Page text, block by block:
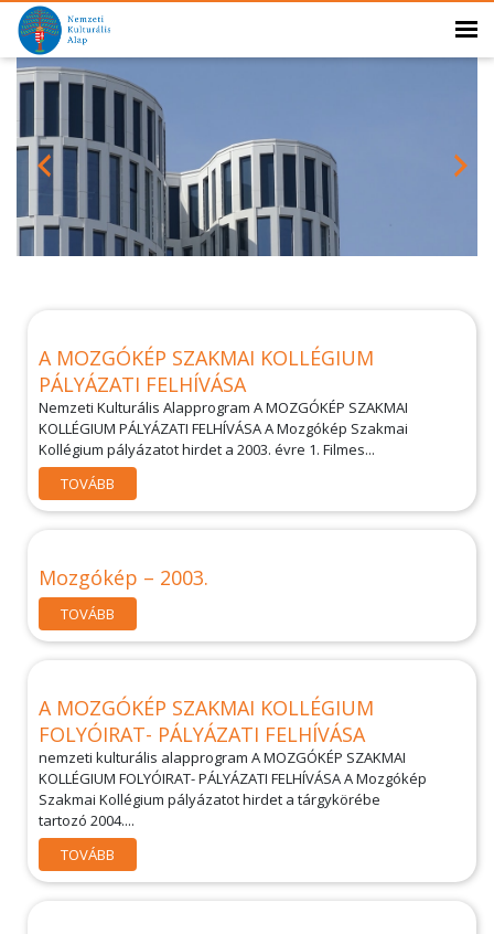
A MOZGÓKÉP SZAKMAI KOLLÉGIUM
PÁLYÁZATI FELHÍVÁSA
Nemzeti Kulturális Alapprogram A MOZGÓKÉP SZAKMAI
KOLLÉGIUM PÁLYÁZATI FELHÍVÁSA A Mozgókép Szakmai
Kollégium pályázatot hirdet a 2003. évre 1. Filmes...
TOVÁBB
Mozgókép – 2003.
TOVÁBB
A MOZGÓKÉP SZAKMAI KOLLÉGIUM
FOLYÓIRAT- PÁLYÁZATI FELHÍVÁSA
nemzeti kulturális alapprogram A MOZGÓKÉP SZAKMAI
KOLLÉGIUM FOLYÓIRAT- PÁLYÁZATI FELHÍVÁSA A Mozgókép
Szakmai Kollégium pályázatot hirdet a tárgykörébe
tartozó 2004....
TOVÁBB